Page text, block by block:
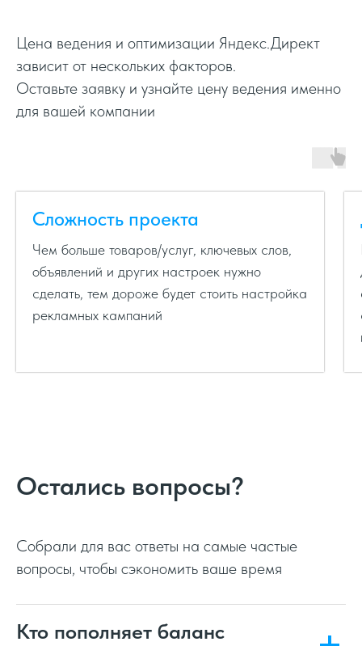
Премиум
Заказать
VIP (ВИП)
Цена ведения и оптимизации Яндекс.Директ
зависит от нескольких факторов.
Оставьте заявку и узнайте цену ведения именно
для вашей компании
Сложность проекта
Чем больше товаров/услуг, ключевых слов,
объявлений и других настроек нужно
сделать, тем дороже будет стоить настройка
рекламных кампаний
Остались вопросы?
Собрали для вас ответы на самые частые
вопросы, чтобы сэкономить ваше время
Кто пополняет баланс